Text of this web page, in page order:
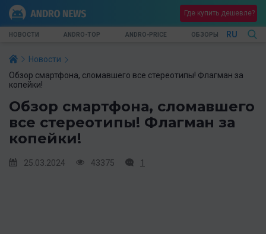
Где купить дешевле?
НОВОСТИ ANDRO-TOP ANDRO-PRICE ОБЗОРЫ RU
Новости
Обзор смартфона, сломавшего все стереотипы! Флагман за
копейки!
Обзор смартфона, сломавшего
все стереотипы! Флагман за
копейки!
25.03.2024 43375 1